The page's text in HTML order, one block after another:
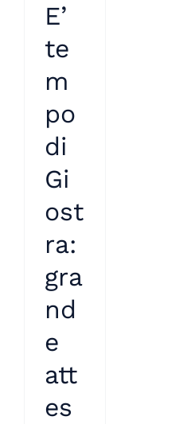
E’
te
m
po
di
Gi
ost
ra:
gra
nd
e
att
es